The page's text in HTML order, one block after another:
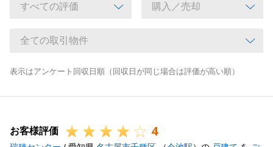
表示はアンケート回収日順（回収日が同じ場合は評価が高い順）
お客様評価 4